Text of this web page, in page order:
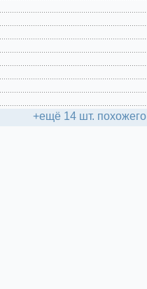
+ещё 14 шт. похожего